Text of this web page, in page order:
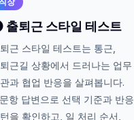
출퇴근 스타일 테스트
근 스타일 테스트는 통근,
근길 상황에서 드러나는 업무
과 협업 반응을 살펴봅니다.
항 답변으로 선택 기준과 반응
을 확인하고, 일 처리 순서,